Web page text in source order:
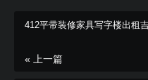
412平带装修家具写字楼出租
« 上一篇